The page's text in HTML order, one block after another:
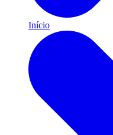
Início